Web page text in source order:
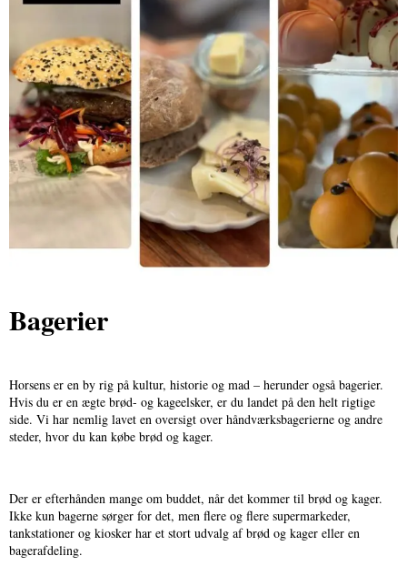
Bagerier
Horsens er en by rig på kultur, historie og mad – herunder også bagerier.
Hvis du er en ægte brød- og kageelsker, er du landet på den helt rigtige
side. Vi har nemlig lavet en oversigt over håndværksbagerierne og andre
steder, hvor du kan købe brød og kager.
Der er efterhånden mange om buddet, når det kommer til brød og kager.
Ikke kun bagerne sørger for det, men flere og flere supermarkeder,
tankstationer og kiosker har et stort udvalg af brød og kager eller en
bagerafdeling.